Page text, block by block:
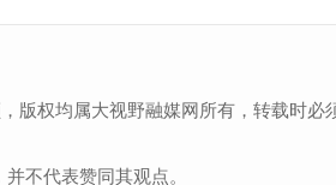
权均属大视野融媒网所有，转载时必
不代表赞同其观点。